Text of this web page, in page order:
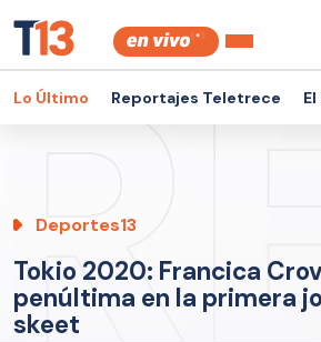
Lo Último Reportajes Teletrece
Deportes13
Tokio 2020: Francica
penúltima en la primera
skeet